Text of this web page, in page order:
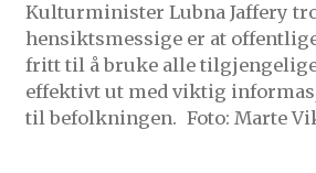
Kulturminister Lubna Jaffery
hensiktsmessige er at
fritt til å bruke alle tilgjengelige
effektivt ut med viktig
til befolkningen. Foto: Marte